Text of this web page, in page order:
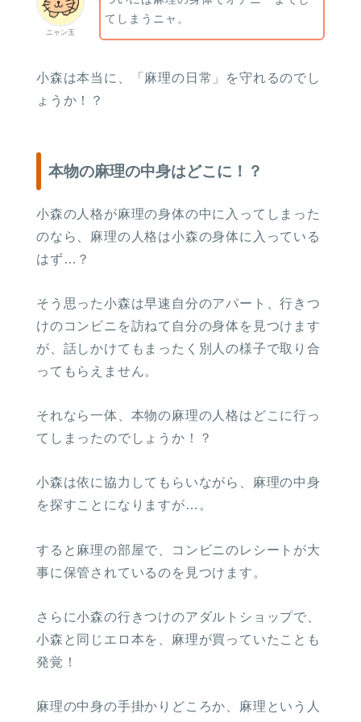
ニャン玉
てしまうニャ。
小森は本当に、「麻理の日常」を守れるのでし
ょうか！？
本物の麻理の中身はどこに！？
小森の人格が麻理の身体の中に入ってしまった
のなら、麻理の人格は小森の身体に入っている
はず…？
そう思った小森は早速自分のアパート、行きつ
けのコンビニを訪ねて自分の身体を見つけます
が、話しかけてもまったく別人の様子で取り合
ってもらえません。
それなら一体、本物の麻理の人格はどこに行っ
てしまったのでしょうか！？
小森は依に協力してもらいながら、麻理の中身
を探すことになりますが…。
すると麻理の部屋で、コンビニのレシートが大
事に保管されているのを見つけます。
さらに小森の行きつけのアダルトショップで、
小森と同じエロ本を、麻理が買っていたことも
発覚！
麻理の中身の手掛かりどころか、麻理という人